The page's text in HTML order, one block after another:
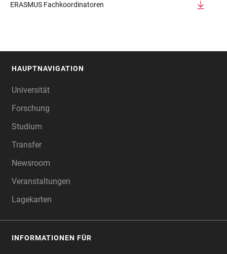
ERASMUS Fachkoordinatoren
HAUPTNAVIGATION
Universität
Forschung
Studium
Transfer
Newsroom
Veranstaltungen
Lagekarten
INFORMATIONEN FÜR